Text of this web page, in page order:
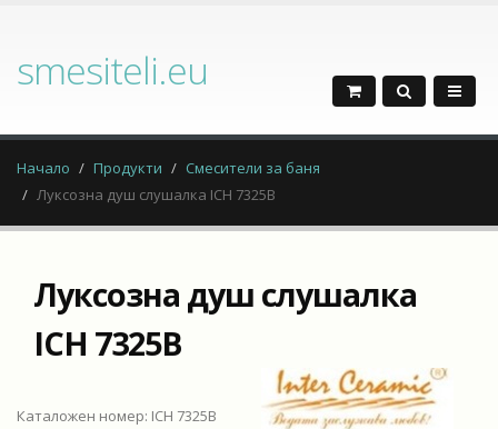
smesiteli.eu
Начало Продукти
Смесители за баня
Луксозна душ слушалка ICH 7325B
Луксозна душ слушалка
ICH 7325B
Каталожен номер: ICH 7325B